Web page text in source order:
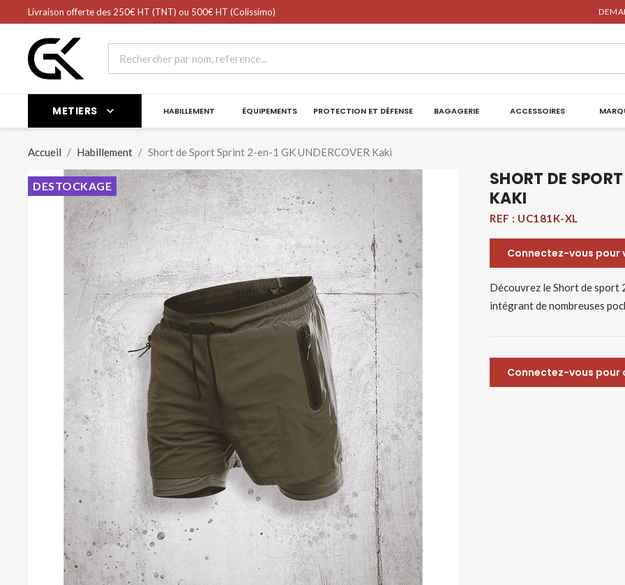
Panier
Livraison offerte des 250€ HT (TNT) ou 500€ HT (Colissimo)
METIERS  HABILLEMENT ÉQUIPEMENTS PROTECTION ET DÉFENSE BAGAGERIE ACCESSOIRES
Accueil Habillement Short de Sport Sprint 2-en-1 GK UNDERCOVER Kaki
DESTOCKAGE
SHORT DE
KAKI
REF : UC181K-XL
Connectez-vous pour
Découvrez le Short de sport
intégrant de nombreuses
Connectez-vous pour